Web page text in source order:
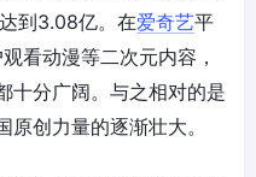
到3.08亿。在爱奇艺平
看动漫等二次元内容，
十分广阔。与之相对的是
创力量的逐渐壮大。